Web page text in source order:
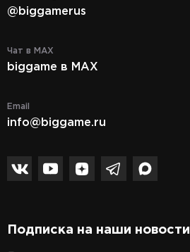
@biggamerus
Чат в MAX
biggame в MAX
Email
info@biggame.ru
Подписка на наши новости